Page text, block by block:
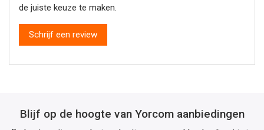
de juiste keuze te maken.
Schrijf een review
Blijf op de hoogte van Yorcom aanbiedingen